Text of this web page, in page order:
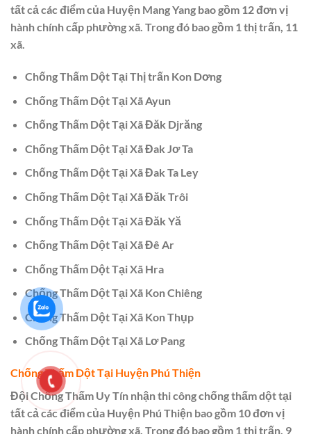
tất cả các điểm của Huyện Mang Yang bao gồm 12 đơn vị
hành chính cấp phường xã. Trong đó bao gồm 1 thị trấn, 11
xã.
Chống Thấm Dột Tại Thị trấn Kon Dơng
Chống Thấm Dột Tại Xã Ayun
Chống Thấm Dột Tại Xã Đăk Djrăng
Chống Thấm Dột Tại Xã Đak Jơ Ta
Chống Thấm Dột Tại Xã Đak Ta Ley
Chống Thấm Dột Tại Xã Đăk Trôi
Chống Thấm Dột Tại Xã Đăk Yă
Chống Thấm Dột Tại Xã Đê Ar
Chống Thấm Dột Tại Xã Hra
Chống Thấm Dột Tại Xã Kon Chiêng
Chống Thấm Dột Tại Xã Kon Thụp
Chống Thấm Dột Tại Xã Lơ Pang
Chống Thấm Dột Tại Huyện Phú Thiện
Đội Chống Thấm Uy Tín nhận thi công chống thấm dột tại
tất cả các điểm của Huyện Phú Thiện bao gồm 10 đơn vị
hành chính cấp phường xã. Trong đó bao gồm 1 thị trấn, 9